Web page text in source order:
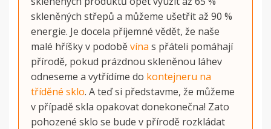
skleněných střepů a můžeme ušetřit až 90 %
energie. Je docela příjemné vědět, že naše
malé hříšky v podoběvína s přáteli pomáhají
přírodě, pokud prázdnou skleněnou láhev
odneseme a vytřídíme do kontejneru na
tříděné sklo. A teď si představme, že můžeme
v případě skla opakovat donekonečna! Zato
pohozené sklo se bude v přírodě rozkládat